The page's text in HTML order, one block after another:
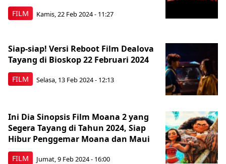
FILM Kamis, 22 Feb 2024 - 11:27
FILM
Siap-siap! Versi Reboot Film Dealova
Tayang di Bioskop 22 Februari 2024
Selasa, 13 Feb 2024 - 12:13
FILM
Ini Dia Sinopsis Film Moana 2 yang
Segera Tayang di Tahun 2024, Siap
Hibur Penggemar Moana dan Maui
Jumat, 9 Feb 2024 - 16:00